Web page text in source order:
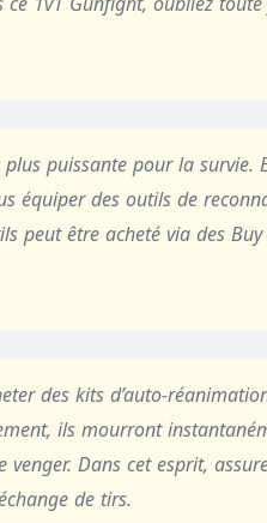
puissante pour la
des outils de
peut être acheté via des
des kits d’auto-
ils mourront
Dans cet esprit,
de tirs.